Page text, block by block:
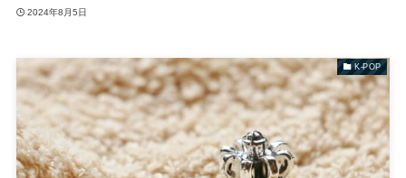
2024年8月5日
K-POP